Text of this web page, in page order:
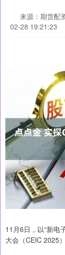
来源：期货配
02-28 19:21:23
11月6日，以“新电
大会（CEIC 2025